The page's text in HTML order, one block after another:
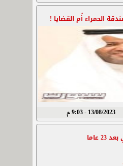
الحمراء أُم القضايا !
13/08/2023 - 9:03 م
عاما